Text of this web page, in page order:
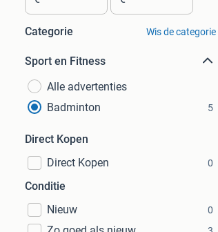
Categorie Wis de categorie
Sport en Fitness
Alle advertenties
Badminton
5
Direct Kopen
Direct Kopen
0
Conditie
Nieuw
0